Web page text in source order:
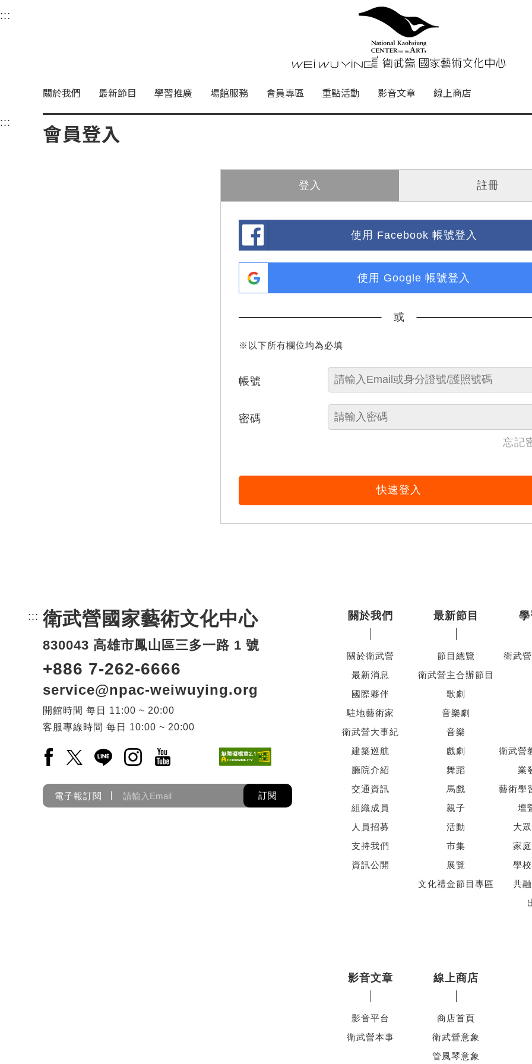
衛武營國家藝術文化中心
中央內容區塊，為本頁主要內容區。
::: 衛武營國家藝術文
關於我們 最新節目 學習推廣 場館服務 會員專區 重點活動 影音文章 線上商店
::: 中央內容區塊，為本頁主要內容區。
會員登入
登入 註冊
使用 Facebook 帳號登入
使用 Google 帳號登入
或
※以下所有欄位均為必填
帳號
密碼
忘記
快速登入
::: 頁尾網站資訊。
衛武營國家藝術文化中心
830043 高雄市鳳山區三多一路 1 號
+886 7-262-6666
service@npac-weiwuying.org
開館時間 每日
11:00 ~ 20:00
客服專線時間 每日 10:00 ~ 20:00
Facebook(另開新視窗)
X(另開新視窗)
LINE(另開新視窗)
Instagram(另開新視窗)
YouTube(另開新視窗)
電子報訂閱 訂閱
關於我們
關於衛武營
最新消息
國際夥伴
駐地藝術家
衛武營大事紀
建築巡航
廳院介紹
交通資訊
組織成員
人員招募
支持我們
資訊公開
最新節目
節目總覽
衛武營主合辦節目
歌劇
音樂劇
音樂
戲劇
舞蹈
馬戲
親子
活動
市集
展覽
文化禮金節目專區
衛武
衛武營
業
藝術學
壇
大
家
學
共
影音文章
影音平台
衛武營本事
線上商店
商店首頁
衛武營意象
管風琴意象